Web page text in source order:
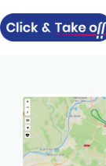
au
contenu